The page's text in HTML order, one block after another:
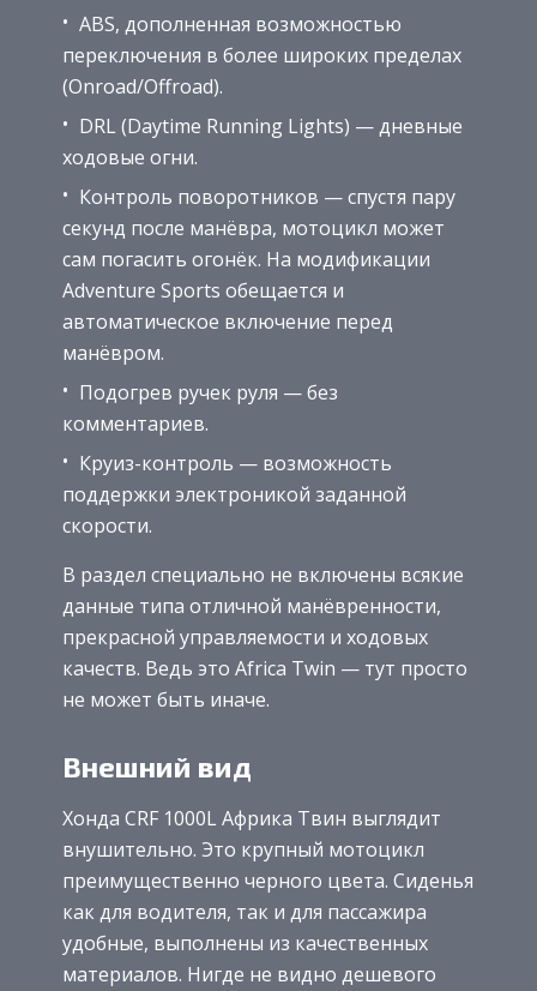
ABS, дополненная возможностью
переключения в более широких пределах
(Onroad/Offroad).
DRL (Daytime Running Lights) — дневные
ходовые огни.
Контроль поворотников — спустя пару
секунд после манёвра, мотоцикл может
сам погасить огонёк. На модификации
Adventure Sports обещается и
автоматическое включение перед
манёвром.
Подогрев ручек руля — без
комментариев.
Круиз-контроль — возможность
поддержки электроникой заданной
скорости.
В раздел специально не включены всякие
данные типа отличной манёвренности,
прекрасной управляемости и ходовых
качеств. Ведь это Africa Twin — тут просто
не может быть иначе.
Внешний вид
Хонда CRF 1000L Африка Твин выглядит
внушительно. Это крупный мотоцикл
преимущественно черного цвета. Сиденья
как для водителя, так и для пассажира
удобные, выполнены из качественных
материалов. Нигде не видно дешевого